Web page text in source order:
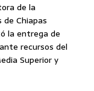
de la
Chiapas
la entrega de
recursos del
Superior y